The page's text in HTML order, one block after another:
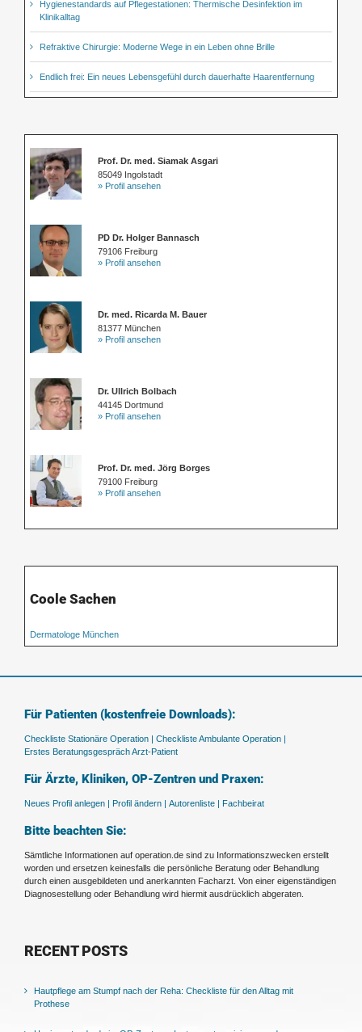
Hygienestandards auf Pflegestationen: Thermische Desinfektion im
Klinikalltag
Refraktive Chirurgie: Moderne Wege in ein Leben ohne Brille
Endlich frei: Ein neues Lebensgefühl durch dauerhafte Haarentfernung
Prof. Dr. med. Siamak Asgari
85049 Ingolstadt
» Profil ansehen
PD Dr. Holger Bannasch
79106 Freiburg
» Profil ansehen
Dr. med. Ricarda M. Bauer
81377 München
» Profil ansehen
Dr. Ullrich Bolbach
44145 Dortmund
» Profil ansehen
Prof. Dr. med. Jörg Borges
79100 Freiburg
» Profil ansehen
Coole Sachen
Dermatologe München
Für Patienten (kostenfreie Downloads):
Checkliste Stationäre Operation |
Checkliste Ambulante Operation |
Erstes Beratungsgespräch Arzt-Patient
Für Ärzte, Kliniken, OP-Zentren und Praxen:
Neues Profil anlegen | Profil ändern | Autorenliste | Fachbeirat
Bitte beachten Sie:
Sämtliche Informationen auf operation.de sind zu Informationszwecken erstellt
worden und ersetzen keinesfalls die persönliche Beratung oder Behandlung
durch einen ausgebildeten und anerkannten Facharzt. Von einer eigenständigen
Diagnosestellung oder Behandlung wird hiermit ausdrücklich abgeraten.
RECENT POSTS
Hautpflege am Stumpf nach der Reha: Checkliste für den Alltag mit
Prothese